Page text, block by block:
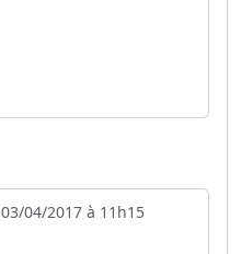
03/04/2017 à 11h15